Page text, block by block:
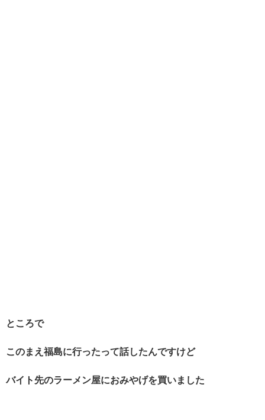
ところで
このまえ福島に行ったって話したんですけど
バイト先のラーメン屋におみやげを買いました